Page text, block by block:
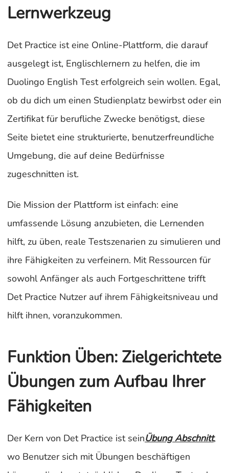
Lernwerkzeug
Det Practice ist eine Online-Plattform, die darauf
ausgelegt ist, Englischlernern zu helfen, die im
Duolingo English Test erfolgreich sein wollen. Egal,
ob du dich um einen Studienplatz bewirbst oder ein
Zertifikat für berufliche Zwecke benötigst, diese
Seite bietet eine strukturierte, benutzerfreundliche
Umgebung, die auf deine Bedürfnisse
zugeschnitten ist.
Die Mission der Plattform ist einfach: eine
umfassende Lösung anzubieten, die Lernenden
hilft, zu üben, reale Testszenarien zu simulieren und
ihre Fähigkeiten zu verfeinern. Mit Ressourcen für
sowohl Anfänger als auch Fortgeschrittene trifft
Det Practice Nutzer auf ihrem Fähigkeitsniveau und
hilft ihnen, voranzukommen.
Funktion Üben: Zielgerichtete
Übungen zum Aufbau Ihrer
Fähigkeiten
Der Kern von Det Practice ist seinÜbung Abschnitt,
wo Benutzer sich mit Übungen beschäftigen